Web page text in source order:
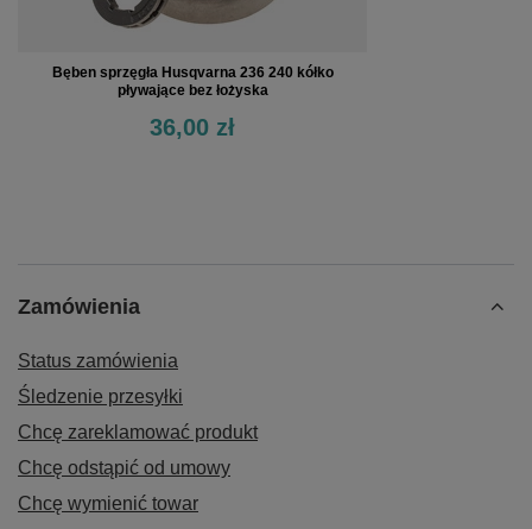
Bęben sprzęgła Husqvarna 236 240 kółko
pływające bez łożyska
36,00 zł
Zamówienia
Status zamówienia
Śledzenie przesyłki
Chcę zareklamować produkt
Chcę odstąpić od umowy
Chcę wymienić towar